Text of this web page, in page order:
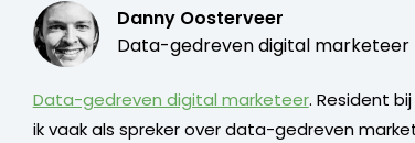
Danny Oosterveer
Data-gedreven digital marketeer
Data-gedreven digital marketeer. Resident
ik vaak als spreker over data-gedreven